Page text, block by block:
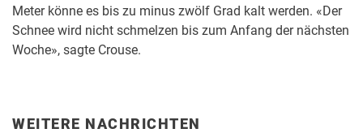
Meter könne es bis zu minus zwölf Grad kalt werden. «Der
Schnee wird nicht schmelzen bis zum Anfang der nächsten
Woche», sagte Crouse.
WEITERE NACHRICHTEN